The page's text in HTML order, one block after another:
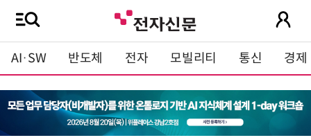
AI·SW 반도체 전자 모빌리티 통신 경제